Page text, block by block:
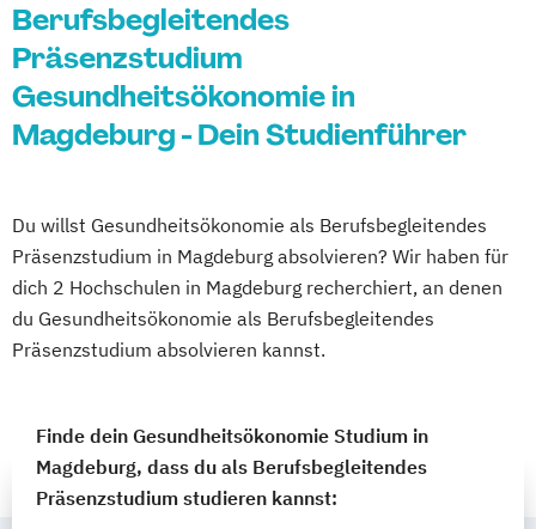
Berufsbegleitendes
Präsenzstudium
Gesundheitsökonomie in
Magdeburg - Dein Studienführer
Du willst Gesundheitsökonomie als Berufsbegleitendes
Präsenzstudium in Magdeburg absolvieren? Wir haben für
dich 2 Hochschulen in Magdeburg recherchiert, an denen
du Gesundheitsökonomie als Berufsbegleitendes
Präsenzstudium absolvieren kannst.
Finde dein Gesundheitsökonomie Studium in
Magdeburg, dass du als Berufsbegleitendes
Präsenzstudium studieren kannst: